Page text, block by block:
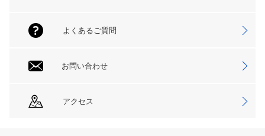
よくあるご質問
お問い合わせ
アクセス